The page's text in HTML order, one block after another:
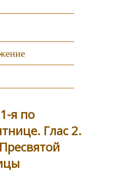
я по
Глас 2.